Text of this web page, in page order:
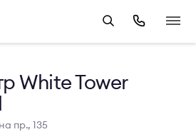
White Tower
пр., 135